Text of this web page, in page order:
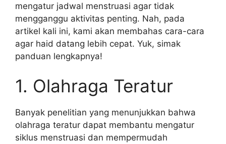
mengatur jadwal menstruasi agar tidak
mengganggu aktivitas penting. Nah, pada
artikel kali ini, kami akan membahas cara-cara
agar haid datang lebih cepat. Yuk, simak
panduan lengkapnya!
1. Olahraga Teratur
Banyak penelitian yang menunjukkan bahwa
olahraga teratur dapat membantu mengatur
siklus menstruasi dan mempermudah